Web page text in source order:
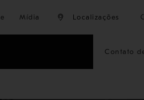
Mídia Localizações
Contato